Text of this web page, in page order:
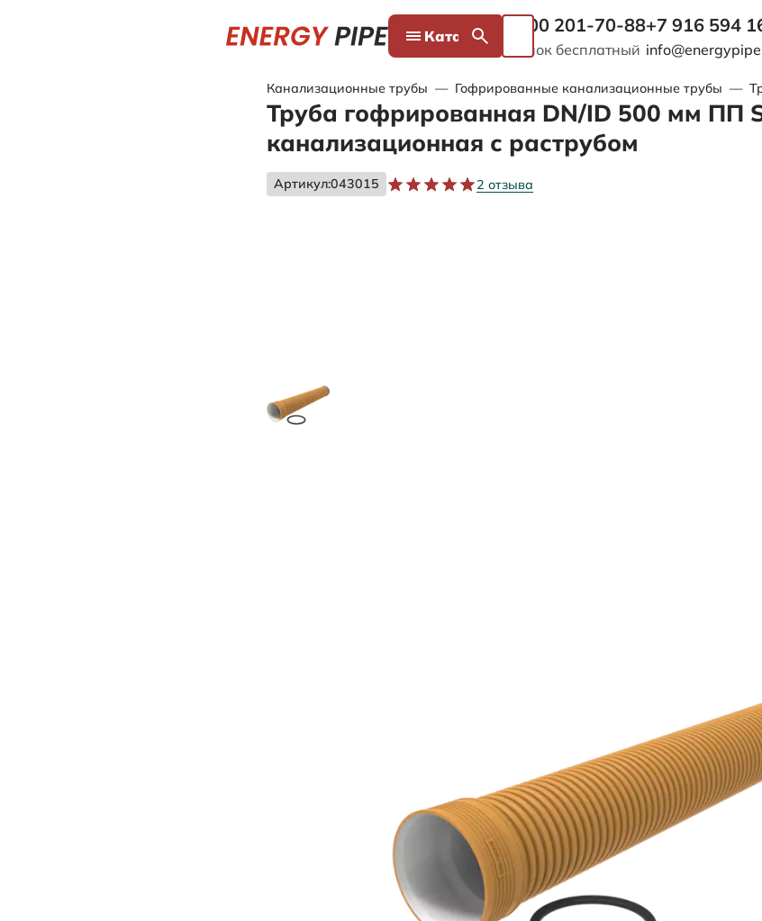
Каталог 8 800 201-70-88
Звонок бесплатный
+7 916 594
Канализационные трубы — Гофрированные канализационные трубы —
Труба гофрированная DN/ID 500 мм ПП
канализационная с раструбом
Артикул:043015 2 отзыва